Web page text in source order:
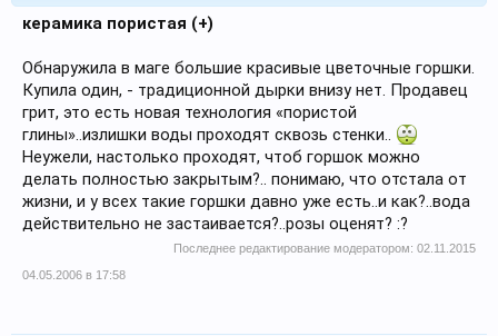
керамика пористая (+)
Обнаружила в маге большие красивые цветочные горшки.
Купила один, - традиционной дырки внизу нет. Продавец
грит, это есть новая технология «пористой
глины»..излишки воды проходят сквозь стенки..
Неужели, настолько проходят, чтоб горшок можно
делать полностью закрытым?.. понимаю, что отстала от
жизни, и у всех такие горшки давно уже есть..и как?..вода
действительно не застаивается?..розы оценят? :?
Последнее редактирование модератором: 02.11.2015
04.05.2006 в 17:58